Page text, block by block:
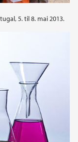
5. til 8. mai 2013.